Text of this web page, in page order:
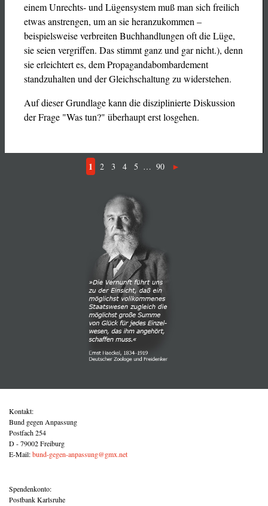
einem Unrechts- und Lügensystem muß man sich freilich
etwas anstrengen, um an sie heranzukommen –
beispielsweise verbreiten Buchhandlungen oft die Lüge,
sie seien vergriffen. Das stimmt ganz und gar nicht.), denn
sie erleichtert es, dem Propagandabombardement
standzuhalten und der Gleichschaltung zu widerstehen.
Auf dieser Grundlage kann die disziplinierte Diskussion
der Frage "Was tun?" überhaupt erst losgehen.
1 2 3 4 5 … 90
Kontakt:
Bund gegen Anpassung
Postfach 254
D - 79002 Freiburg
E-Mail:bund-gegen-anpassung@gmx.net
Spendenkonto:
Postbank Karlsruhe